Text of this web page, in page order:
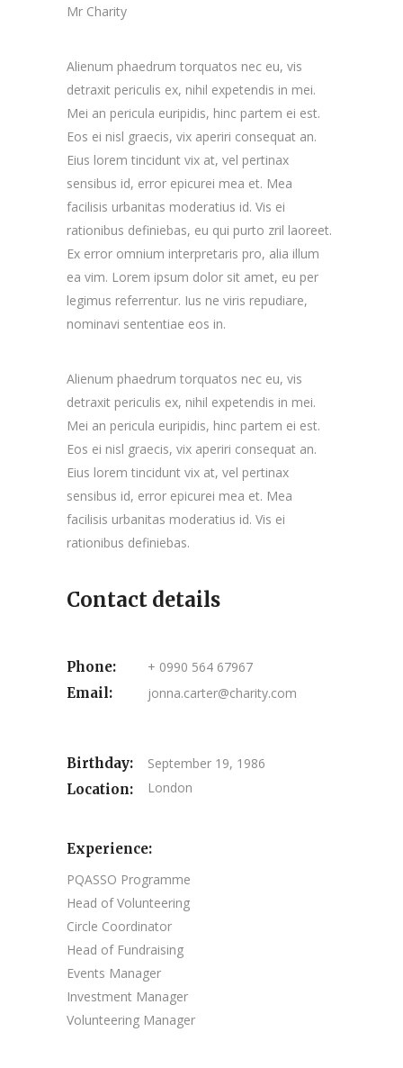
Mr Charity
Alienum phaedrum torquatos nec eu, vis
detraxit periculis ex, nihil expetendis in mei.
Mei an pericula euripidis, hinc partem ei est.
Eos ei nisl graecis, vix aperiri consequat an.
Eius lorem tincidunt vix at, vel pertinax
sensibus id, error epicurei mea et. Mea
facilisis urbanitas moderatius id. Vis ei
rationibus definiebas, eu qui purto zril laoreet.
Ex error omnium interpretaris pro, alia illum
ea vim. Lorem ipsum dolor sit amet, eu per
legimus referrentur. Ius ne viris repudiare,
nominavi sententiae eos in.
Alienum phaedrum torquatos nec eu, vis
detraxit periculis ex, nihil expetendis in mei.
Mei an pericula euripidis, hinc partem ei est.
Eos ei nisl graecis, vix aperiri consequat an.
Eius lorem tincidunt vix at, vel pertinax
sensibus id, error epicurei mea et. Mea
facilisis urbanitas moderatius id. Vis ei
rationibus definiebas.
Contact details
Phone:
Email:
+ 0990 564 67967
jonna.carter@charity.com
Birthday:
Location:
September 19, 1986
London
Experience:
PQASSO Programme
Head of Volunteering
Circle Coordinator
Head of Fundraising
Events Manager
Investment Manager
Volunteering Manager